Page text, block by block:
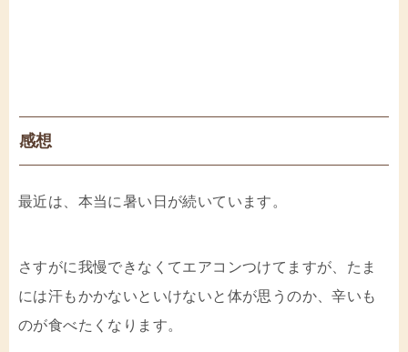
感想
最近は、本当に暑い日が続いています。
さすがに我慢できなくてエアコンつけてますが、たま
には汗もかかないといけないと体が思うのか、辛いも
のが食べたくなります。